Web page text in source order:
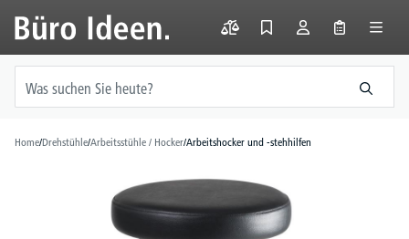
springen
Home/Drehstühle/Arbeitsstühle / Hocker/Arbeitshocker und -stehhilfen